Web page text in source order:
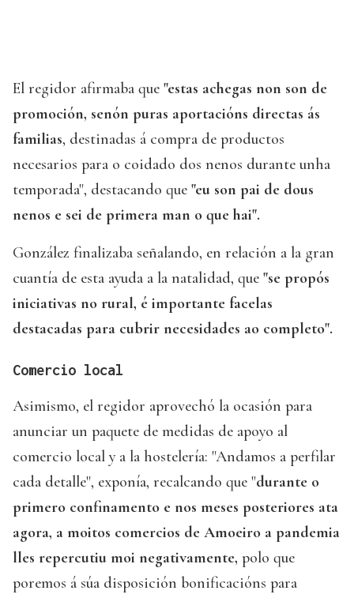
El regidor afirmaba que "estas achegas non son de
promoción, senón puras aportacións directas ás
familias, destinadas á compra de productos
necesarios para o coidado dos nenos durante unha
temporada", destacando que "eu son pai de dous
nenos e sei de primera man o que hai".
González finalizaba señalando, en relación a la gran
cuantía de esta ayuda a la natalidad, que "se propós
iniciativas no rural, é importante facelas
destacadas para cubrir necesidades ao completo".
Comercio local
Asimismo, el regidor aprovechó la ocasión para
anunciar un paquete de medidas de apoyo al
comercio local y a la hostelería: "Andamos a perfilar
cada detalle", exponía, recalcando que "durante o
primero confinamento e nos meses posteriores ata
agora, a moitos comercios de Amoeiro a pandemia
lles repercutiu moi negativamente, polo que
poremos á súa disposición bonificacións para